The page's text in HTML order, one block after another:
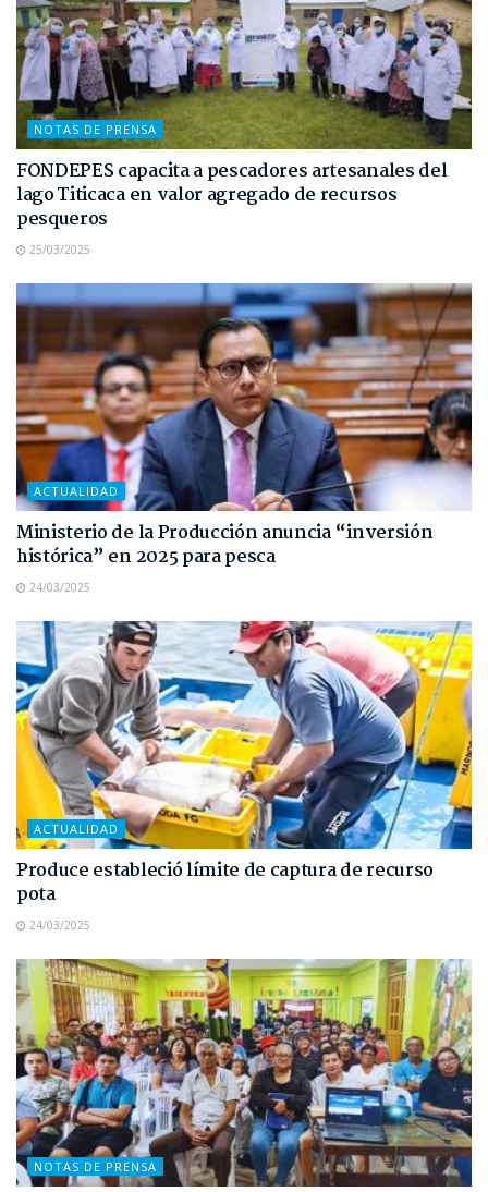
NOTAS DE PRENSA
FONDEPES capacita a pescadores artesanales del
lago Titicaca en valor agregado de recursos
pesqueros
25/03/2025
ACTUALIDAD
Ministerio de la Producción anuncia “inversión
histórica” en 2025 para pesca
24/03/2025
ACTUALIDAD
Produce estableció límite de captura de recurso
pota
24/03/2025
NOTAS DE PRENSA